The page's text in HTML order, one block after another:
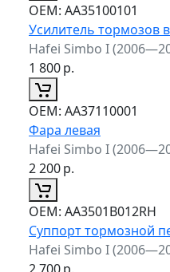
ОЕМ: AA35100101
Усилитель тормозов
Hafei Simbo I
1 800р.
ОЕМ: AA37110001
Фара левая
Hafei Simbo I
2 200р.
ОЕМ: AA3501B012RH
Суппорт тормозной
Hafei Simbo I